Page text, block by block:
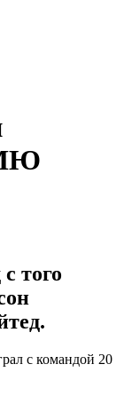
МЮ
того
с командой 20